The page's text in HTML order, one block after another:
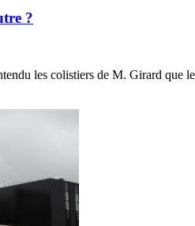
?
les colistiers de M. Girard que